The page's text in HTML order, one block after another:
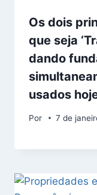
Os dois
que seja
dando
usados
Por 7 de